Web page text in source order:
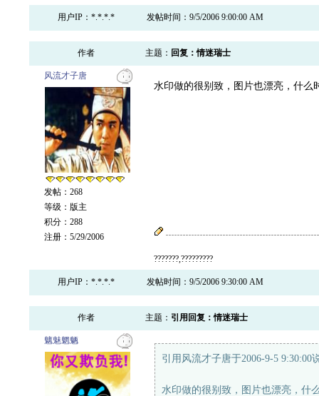
用户IP：*.*.*.* 发帖时间：9/5/2006 9:00:00 AM
作者 主题： 回复：情迷瑞士
风流才子唐
发帖：268
等级：版主
积分：288
注册：5/29/2006
水印做的很别致，图片也漂亮，什么
???????,?????????
用户IP：*.*.*.* 发帖时间：9/5/2006 9:30:00 AM
作者 主题： 引用回复：情迷瑞士
魑魅魍魉
引用风流才子唐于2006-9-5 9:30:00
水印做的很别致，图片也漂亮，什